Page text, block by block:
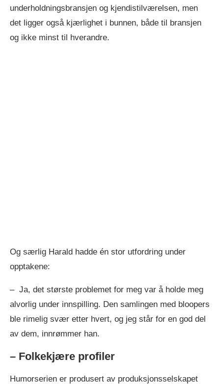
underholdningsbransjen og kjendistilværelsen, men
det ligger også kjærlighet i bunnen, både til bransjen
og ikke minst til hverandre.
Og særlig Harald hadde én stor utfordring under
opptakene:
– Ja, det største problemet for meg var å holde meg
alvorlig under innspilling. Den samlingen med bloopers
ble rimelig svær etter hvert, og jeg står for en god del
av dem, innrømmer han.
– Folkekjære profiler
Humorserien er produsert av produksjonsselskapet